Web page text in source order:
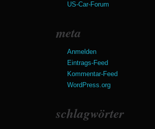
US-Car-Forum
meta
Anmelden
Eintrags-Feed
Kommentar-Feed
WordPress.org
schlagwörter